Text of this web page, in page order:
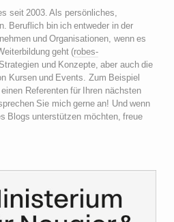
seit 2003. Als persönliches,
Beruflich bin ich entweder in der
und Organisationen, wenn es
geht (robes-
und Konzepte, aber auch die
Kursen und Events. Zum Beispiel
Referenten für Ihren nächsten
Sie mich gerne an! Und wenn
Blogs unterstützen möchten, freue